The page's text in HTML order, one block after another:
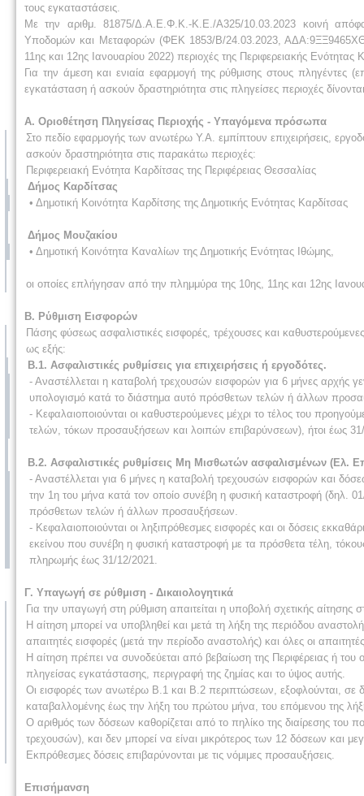
τους εγκαταστάσεις.
Με την αριθμ. 81875/Δ.Α.Ε.Φ.Κ.-Κ.Ε./Α325/10.03.2023 κοινή
Υποδομών και Μεταφορών (ΦΕΚ 1853/Β/24.03.2023,
11ης και 12ης Ιανουαρίου 2022) περιοχές της Περιφερειακής Ενότητας
Για την άμεση και ενιαία εφαρμογή της ρύθμισης στους πληγέντες
εγκατάσταση ή ασκούν δραστηριότητα στις πληγείσες περιοχές
Α. Οριοθέτηση Πληγείσας Περιοχής - Υπαγόμενα πρόσωπα
Στο πεδίο εφαρμογής των ανωτέρω Υ.Α. εμπίπτουν επιχειρήσεις,
ασκούν δραστηριότητα στις παρακάτω περιοχές:
Περιφερειακή Ενότητα Καρδίτσας της Περιφέρειας Θεσσαλίας
Δήμος Καρδίτσας
• Δημοτική Κοινότητα Καρδίτσης της Δημοτικής Ενότητας Καρδίτσας
Δήμος Μουζακίου
• Δημοτική Κοινότητα Καναλίων της Δημοτικής Ενότητας Ιθώμης,
οι οποίες επλήγησαν από την πλημμύρα της 10ης, 11ης και 12ης
Β. Ρύθμιση Εισφορών
Πάσης φύσεως ασφαλιστικές εισφορές, τρέχουσες και
ως εξής:
Β.1. Ασφαλιστικές ρυθμίσεις για επιχειρήσεις ή εργοδότες.
- Αναστέλλεται η καταβολή τρεχουσών εισφορών για 6 μήνες αρχής
υπολογισμό κατά το διάστημα αυτό πρόσθετων τελών ή άλλων
- Κεφαλαιοποιούνται οι καθυστερούμενες μέχρι το τέλος του
τελών, τόκων προσαυξήσεων και λοιπών επιβαρύνσεων), ήτοι έως
Β.2. Ασφαλιστικές ρυθμίσεις Μη Μισθωτών ασφαλισμένων (Ελ.
- Αναστέλλεται για 6 μήνες η καταβολή τρεχουσών εισφορών και
την 1η του μήνα κατά τον οποίο συνέβη η φυσική καταστροφή (δηλ.
πρόσθετων τελών ή άλλων προσαυξήσεων.
- Κεφαλαιοποιούνται οι ληξιπρόθεσμες εισφορές και οι δόσεις
εκείνου που συνέβη η φυσική καταστροφή με τα πρόσθετα τέλη,
πληρωμής έως 31/12/2021.
Γ. Υπαγωγή σε ρύθμιση - Δικαιολογητικά
Για την υπαγωγή στη ρύθμιση απαιτείται η υποβολή σχετικής
Η αίτηση μπορεί να υποβληθεί και μετά τη λήξη της περιόδου
απαιτητές εισφορές (μετά την περίοδο αναστολής) και όλες οι
Η αίτηση πρέπει να συνοδεύεται από βεβαίωση της Περιφέρειας ή
πληγείσας εγκατάστασης, περιγραφή της ζημίας και το ύψος αυτής.
Οι εισφορές των ανωτέρω Β.1 και Β.2 περιπτώσεων, εξοφλούνται, σε
καταβαλλομένης έως την λήξη του πρώτου μήνα, του επόμενου της
Ο αριθμός των δόσεων καθορίζεται από το πηλίκο της διαίρεσης του
τρεχουσών), και δεν μπορεί να είναι μικρότερος των 12 δόσεων και
Εκπρόθεσμες δόσεις επιβαρύνονται με τις νόμιμες προσαυξήσεις.
Επισήμανση